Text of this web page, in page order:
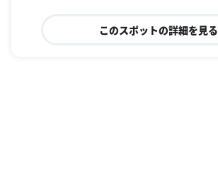
このスポットの詳細を見る